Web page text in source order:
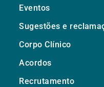
Eventos
Sugestões e
Corpo Clínico
Acordos
Recrutamento